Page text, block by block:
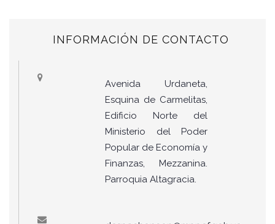
INFORMACIÓN DE CONTACTO
Avenida Urdaneta,
Esquina de Carmelitas,
Edificio Norte del
Ministerio del Poder
Popular de Economía y
Finanzas, Mezzanina.
Parroquia Altagracia.